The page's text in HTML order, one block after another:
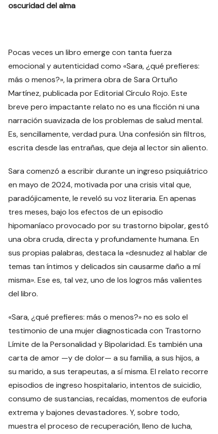
oscuridad del alma
Pocas veces un libro emerge con tanta fuerza
emocional y autenticidad como «Sara, ¿qué prefieres:
más o menos?», la primera obra de Sara Ortuño
Martínez, publicada por Editorial Círculo Rojo. Este
breve pero impactante relato no es una ficción ni una
narración suavizada de los problemas de salud mental.
Es, sencillamente, verdad pura. Una confesión sin filtros,
escrita desde las entrañas, que deja al lector sin aliento.
Sara comenzó a escribir durante un ingreso psiquiátrico
en mayo de 2024, motivada por una crisis vital que,
paradójicamente, le reveló su voz literaria. En apenas
tres meses, bajo los efectos de un episodio
hipomaníaco provocado por su trastorno bipolar, gestó
una obra cruda, directa y profundamente humana. En
sus propias palabras, destaca la «desnudez al hablar de
temas tan íntimos y delicados sin causarme daño a mí
misma». Ese es, tal vez, uno de los logros más valientes
del libro.
«Sara, ¿qué prefieres: más o menos?» no es solo el
testimonio de una mujer diagnosticada con Trastorno
Límite de la Personalidad y Bipolaridad. Es también una
carta de amor —y de dolor— a su familia, a sus hijos, a
su marido, a sus terapeutas, a sí misma. El relato recorre
episodios de ingreso hospitalario, intentos de suicidio,
consumo de sustancias, recaídas, momentos de euforia
extrema y bajones devastadores. Y, sobre todo,
muestra el proceso de recuperación, lleno de lucha,